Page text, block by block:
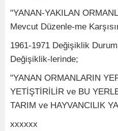
"YANAN-YAKILAN
Mevcut Düzenle-me
1961-1971 Değişiklik
Değişiklik-lerinde;
"YANAN ORMANLARIN
YETİŞTİRİLİR ve BU
TARIM ve HAYVANCILIK
xxxxxx